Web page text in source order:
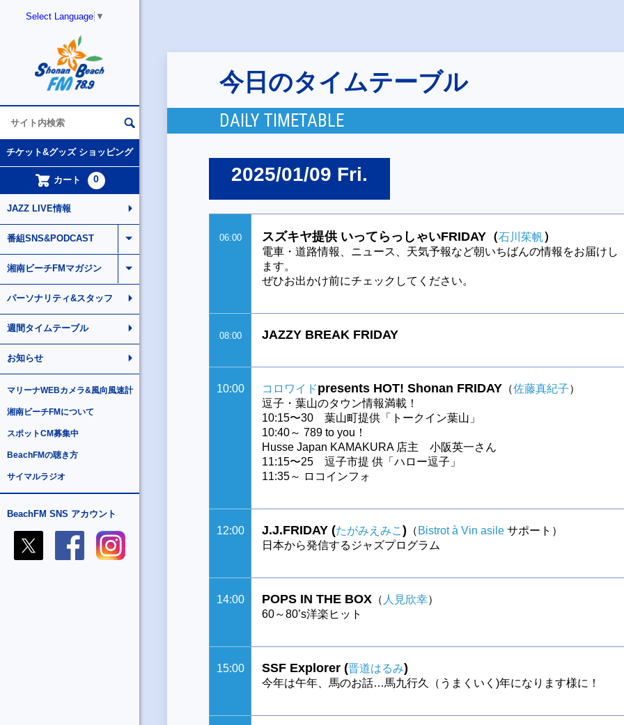
Select Language ▼
チケット&グッズ ショッピング
カート 0
JAZZ LIVE情報
番組SNS&PODCAST
湘南ビーチFMマガジン
パーソナリティ&スタッフ
週間タイムテーブル
お知らせ
マリーナWEBカメラ&風向風速計
湘南ビーチFMについて
スポットCM募集中
BeachFMの聴き方
サイマルラジオ
BeachFM SNS アカウント
今日のタイムテーブル
DAILY TIMETABLE
2025/01/09 Fri.
06:00 スズキヤ提供 いってらっしゃいFRIDAY（石川茱帆）
電車・道路情報、ニュース、天気予報など朝いちばんの情報をお届けし
ます。
ぜひお出かけ前にチェックしてください。
08:00 JAZZY BREAK FRIDAY
10:00 コロワイドpresents HOT! Shonan FRIDAY （佐藤真紀子）
逗子・葉山のタウン情報満載！
10:15〜30 葉山町提供「トークイン葉山」
10:40～ 789 to you！
Husse Japan KAMAKURA 店主 小阪英一さん
11:15〜25 逗子市提 供「ハロー逗子」
11:35～ ロコインフォ
12:00 J.J.FRIDAY (たがみえみこ ) （ Bistrot à Vin asile サポート）
日本から発信するジャズプログラム
14:00 POPS IN THE BOX （ 人見欣幸）
60～80’s洋楽ヒット
15:00 SSF Explorer (晋道はるみ)
今年は午年、馬のお話…馬九行久（うまくいく)年になります様に！